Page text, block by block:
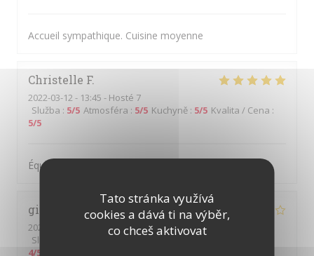
Tato stránka využívá
cookies a dává ti na výběr,
co chceš aktivovat
Accueil sympathique. Cuisine moyenne
Christelle F
2022-03-12- 13:45 - Hosté 7
Služba : 5/5 Atmosféra : 5/5 Kuchyně : 5/5 Kvalita / Cena :
5/5
Équipe sympathique et souriante
gilles
2022-03-11
- 12:00 - Hosté 2
Služba
4/5